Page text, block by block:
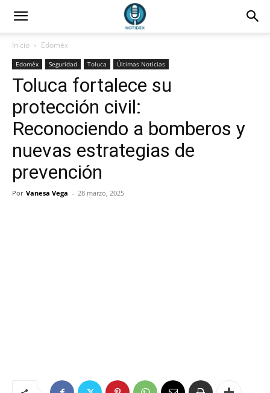
Inicio Edoméx
Edoméx Seguridad Toluca Últimas Noticias
Toluca fortalece su
protección civil:
Reconociendo a bomberos y
nuevas estrategias de
prevención
Por Vanesa Vega - 28 marzo, 2025